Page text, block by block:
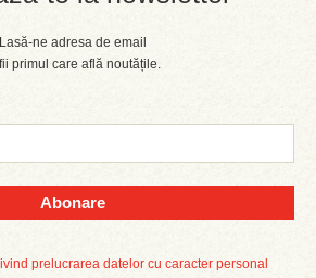
Lasă-ne adresa de email
primul care află noutățile.
Abonare
prelucrarea datelor cu caracter personal